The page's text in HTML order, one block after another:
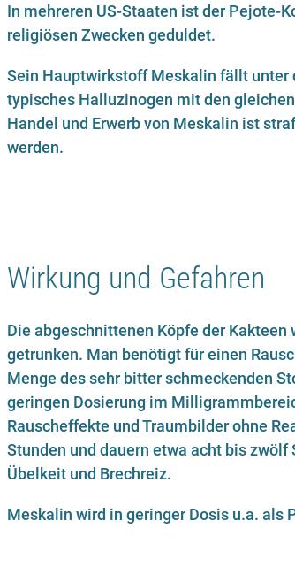
In mehreren US-Staaten ist der Pejote-
religiösen Zwecken geduldet.
Sein Hauptwirkstoff Meskalin fällt unter
typisches Halluzinogen mit den
Handel und Erwerb von Meskalin ist
werden.
Wirkung und Gefahren
Die abgeschnittenen Köpfe der
getrunken. Man benötigt für einen
Menge des sehr bitter schmeckenden
geringen Dosierung im
Rauscheffekte und Traumbilder ohne
Stunden und dauern etwa acht bis
Übelkeit und Brechreiz.
Meskalin wird in geringer Dosis u.a. als